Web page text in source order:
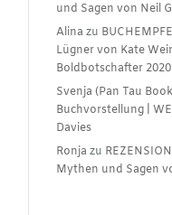
und Sagen von Neil
Alina zu
Lügner von Kate
Boldbotschafter 2020
Svenja (Pan Tau
Buchvorstellung |
Davies
Ronja zu
Mythen und Sagen